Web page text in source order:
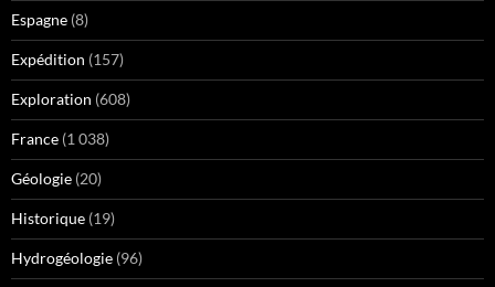
Espagne (8)
Expédition (157)
Exploration (608)
France (1 038)
Géologie (20)
Historique (19)
Hydrogéologie (96)